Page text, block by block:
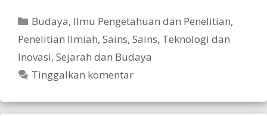
Kategori
Budaya, Ilmu Pengetahuan dan Penelitian,
Penelitian Ilmiah, Sains, Sains, Teknologi dan
Inovasi, Sejarah dan Budaya
Tinggalkan komentar